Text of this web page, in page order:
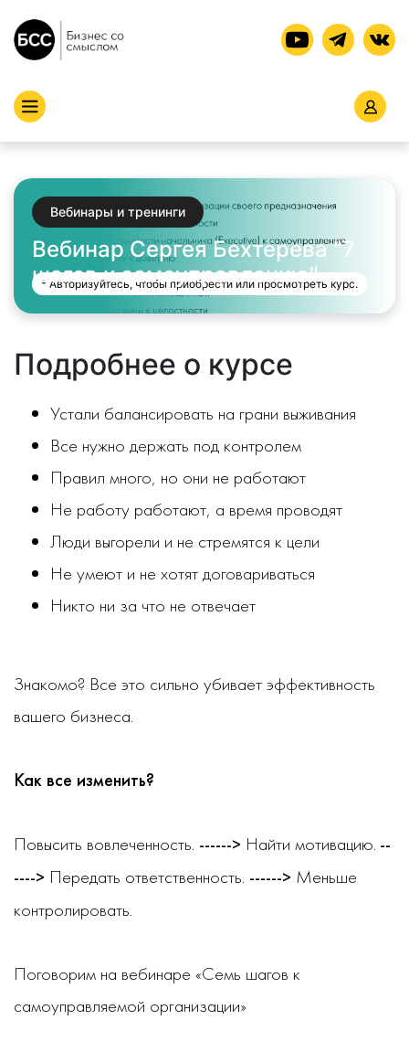
Вебинары и тренинги
Вебинар Сергея Бехтерева "7
шагов к самоуправлению"
* Авторизуйтесь, чтобы приобрести или просмотреть курс.
Подробнее о курсе
Устали балансировать на грани выживания
Все нужно держать под контролем
Правил много, но они не работают
Не работу работают, а время проводят
Люди выгорели и не стремятся к цели
Не умеют и не хотят договариваться
Никто ни за что не отвечает
Знакомо? Все это сильно убивает эффективность
вашего бизнеса.
Как все изменить?
Повысить вовлеченность. ------> Найти мотивацию. --
----> Передать ответственность. ------> Меньше
контролировать.
Поговорим на вебинаре «Семь шагов к
самоуправляемой организации»